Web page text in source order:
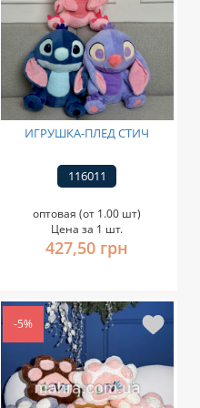
ИГРУШКА-ПЛЕД СТИЧ
116011
оптовая (от 1.00 шт)
Цена за 1 шт.
427,50 грн
-5%